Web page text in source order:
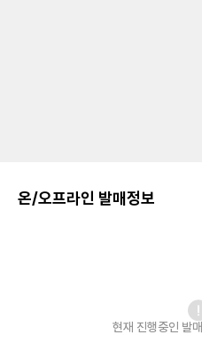
온/오프라인 발매정보
현재 진행중인 발매